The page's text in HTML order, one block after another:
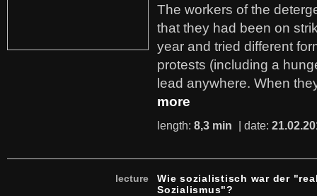
The workers of the
that they had been on
year and tried different
protests (including a
lead anywhere. When
more
length: 8,3 min | date:
lecture
Wie sozialistisch war der
Sozialismus"?